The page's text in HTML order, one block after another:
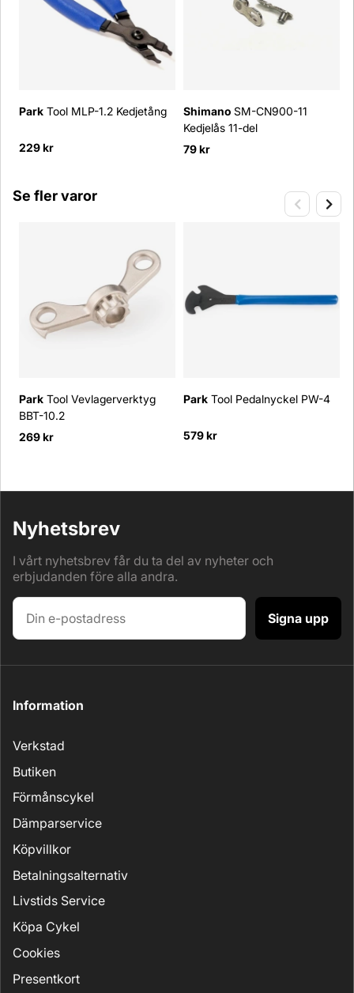
Park Tool MLP-1.2 Kedjetång
229 kr
Shimano SM-CN900-11
Kedjelås 11-del
79 kr
Se fler varor
Park Tool Vevlagerverktyg
BBT-10.2
269 kr
Park Tool Pedalnyckel PW-4
579 kr
Nyhetsbrev
I vårt nyhetsbrev får du ta del av nyheter och
erbjudanden före alla andra.
Signa upp
Information
Verkstad
Butiken
Förmånscykel
Dämparservice
Köpvillkor
Betalningsalternativ
Livstids Service
Köpa Cykel
Cookies
Presentkort